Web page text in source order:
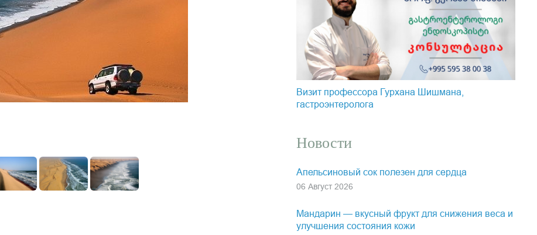
Визит профессора Гурхана Шишмана,
гастроэнтеролога
Новости
Апельсиновый сок полезен для сердца
06 Август 2026
Мандарин — вкусный фрукт для снижения веса и
улучшения состояния кожи